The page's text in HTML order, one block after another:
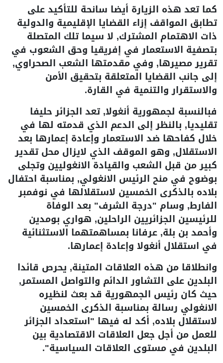
كما تعد هذه الزيارة أيضا سانحة للتأكيد على
تطابق المواقف إزاء القضايا الإقليمية والدولية
ذات الاهتمام المشترك, لا سيما تلك المتصلة
بتصفية الاستعمار في إفريقيا وحق الشعوب في
تقرير مصيرها, وفي مقدمتها الشعب الصحراوي,
إلى جانب القضايا المتعلقة بتحقيق الأمن
والاستقرار والتنمية في القارة.
فبالنسبة لجمهورية أنغولا, تعد الجزائر حليفا
تقليديا, بالنظر إلى الدعم الذي قدمته لها في
خلال كفاحها ضد الاستعمار وإعادة إعمارها بعد
الاستقلال, وهو الموقف الذي لايزال محل تقدير
كبير من قبل الشعب والقيادة الانغوليين وتجلى
بوضوح في منح الرئيس الانغولي, بمناسبة احتفال
بلاده بالذكرى الخمسين لاستقلالها في نوفمبر
الفارط, وسام "درجة الشرف" بعد الوفاة
للرئيسين الجزائريين الراحلين, هواري بومدين
وأحمد بن بلة, عرفانا بمساهمتهما الاستثنائية
في استقلال أنغولا وإعادة إعمارها.
وانطلاقا من هذه العلاقات المتينة, يحرص قائدا
البلدين على التشاور الدائم والتواصل المستمر,
حيث كان رئيس الجمهورية قد بعث لنظيره
الانغولي رسالة بمناسبة الذكرى الخمسين
لاستقلال بلاده, أكد له فيها "استعداد الجزائر
للعمل من أجل جعل العلاقات الاقتصادية بين
البلدين في مستوى العلاقات السياسية".